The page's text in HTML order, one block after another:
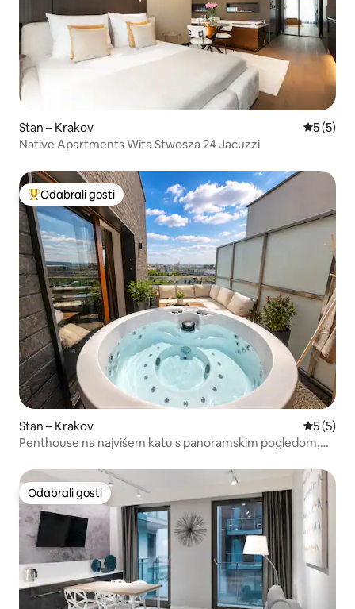
Stan – Krakov
5 (5)
Native Apartments Wita Stwosza 24 Jacuzzi
Među najviše rangiranima s oznakom „Odabrali gosti”
Odabrali gosti
Stan – Krakov
5 (5)
Penthouse na najvišem katu s panoramskim pogledom,
Odabrali gosti
Odabrali gosti